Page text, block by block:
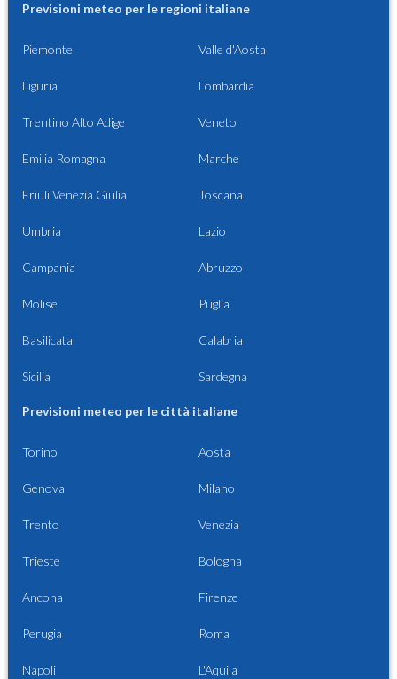
Previsioni meteo per le regioni italiane
Piemonte Valle d'Aosta
Liguria Lombardia
Trentino Alto Adige Veneto
Emilia Romagna Marche
Friuli Venezia Giulia Toscana
Umbria Lazio
Campania Abruzzo
Molise Puglia
Basilicata Calabria
Sicilia Sardegna
Previsioni meteo per le città italiane
Torino Aosta
Genova Milano
Trento Venezia
Trieste Bologna
Ancona Firenze
Perugia Roma
Napoli L'Aquila